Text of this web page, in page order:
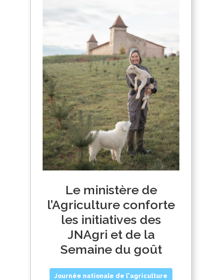
Le ministère de
l’Agriculture conforte
les initiatives des
JNAgri et de la
Semaine du goût
Journée nationale de l'agriculture